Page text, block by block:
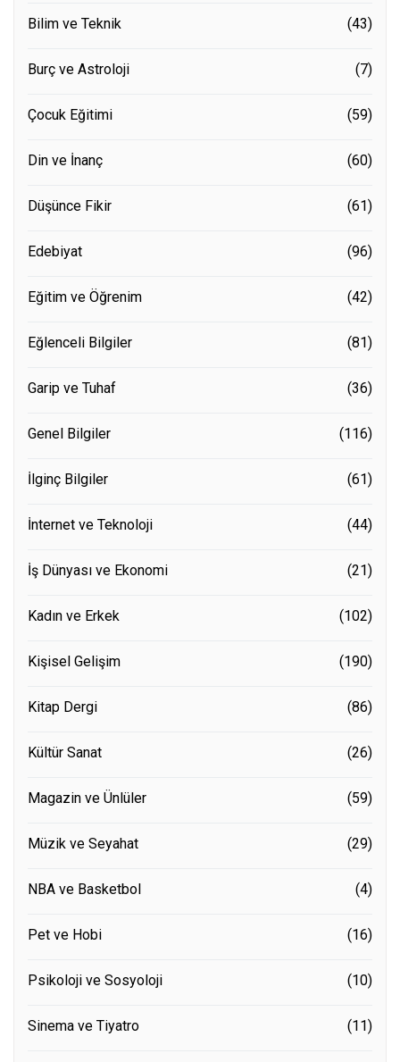
Bilim ve Teknik (43)
Burç ve Astroloji (7)
Çocuk Eğitimi (59)
Din ve İnanç (60)
Düşünce Fikir (61)
Edebiyat (96)
Eğitim ve Öğrenim (42)
Eğlenceli Bilgiler (81)
Garip ve Tuhaf (36)
Genel Bilgiler (116)
İlginç Bilgiler (61)
İnternet ve Teknoloji (44)
İş Dünyası ve Ekonomi (21)
Kadın ve Erkek (102)
Kişisel Gelişim (190)
Kitap Dergi (86)
Kültür Sanat (26)
Magazin ve Ünlüler (59)
Müzik ve Seyahat (29)
NBA ve Basketbol (4)
Pet ve Hobi (16)
Psikoloji ve Sosyoloji (10)
Sinema ve Tiyatro (11)